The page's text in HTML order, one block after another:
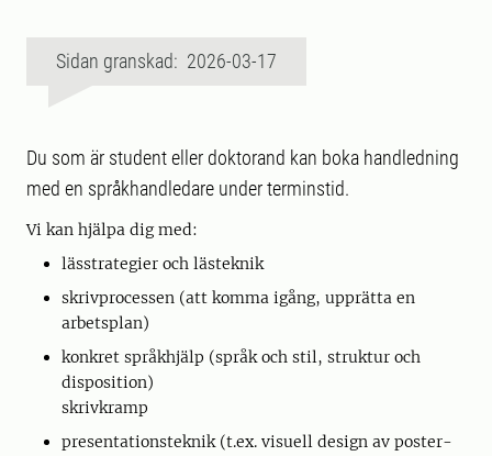
Sidan granskad: 2026-03-17
Du som är student eller doktorand kan boka handledning
med en språkhandledare under terminstid.
Vi kan hjälpa dig med:
lässtrategier och lästeknik
skrivprocessen (att komma igång, upprätta en
arbetsplan)
konkret språkhjälp (språk och stil, struktur och
disposition)
skrivkramp
presentationsteknik (t.ex. visuell design av poster-